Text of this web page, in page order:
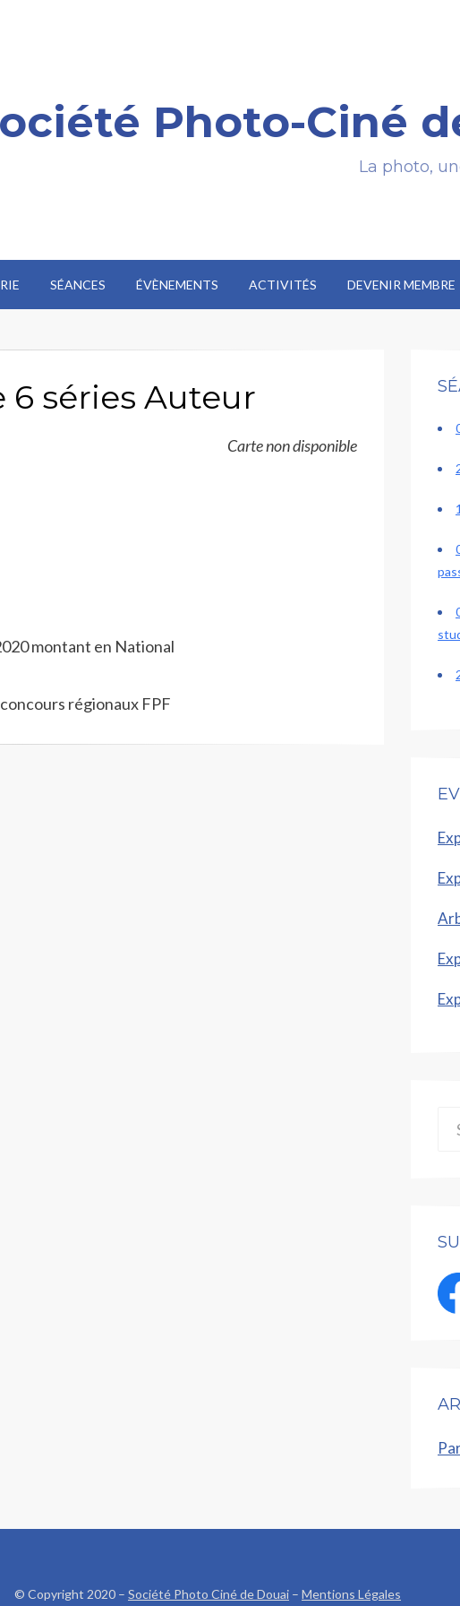
Photo-Ciné
La photo,
SÉANCES ÉVÈNEMENTS ACTIVITÉS DEVENIR MEMBRE
6 séries Auteur
Carte non disponible
montant en National
régionaux FPF
© Copyright 2020 – Société Photo Ciné de Douai – Mentions Légales